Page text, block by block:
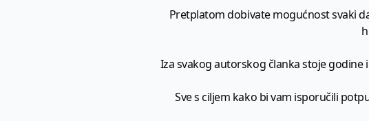
Pretplatom dobivate mogućnost svaki
Iza svakog autorskog članka stoje godine
Sve s ciljem kako bi vam isporučili